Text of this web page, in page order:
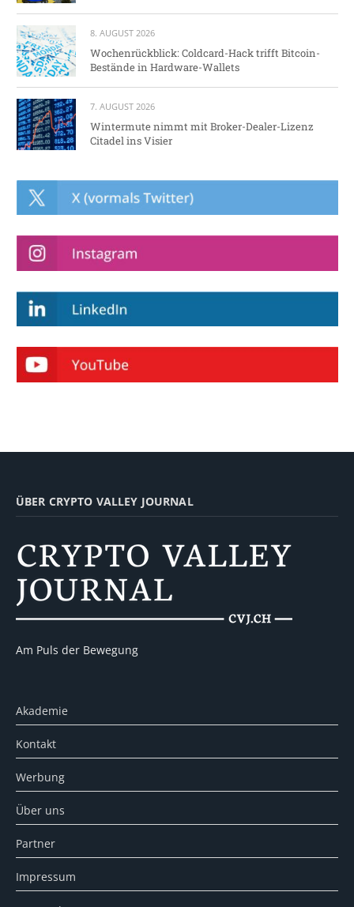
8. AUGUST 2026
Wochenrückblick: Coldcard-Hack trifft Bitcoin-
Bestände in Hardware-Wallets
7. AUGUST 2026
Wintermute nimmt mit Broker-Dealer-Lizenz
Citadel ins Visier
ÜBER CRYPTO VALLEY JOURNAL
Am Puls der Bewegung
Akademie
Kontakt
Werbung
Über uns
Partner
Impressum